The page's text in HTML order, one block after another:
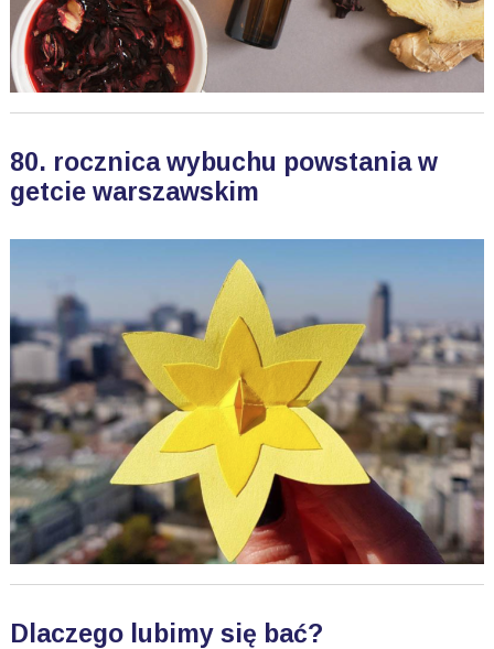
80. rocznica wybuchu powstania w
getcie warszawskim
Dlaczego lubimy się bać?